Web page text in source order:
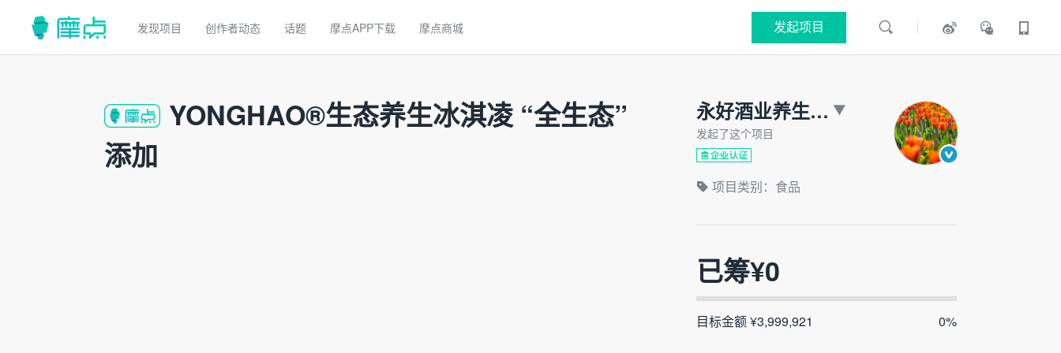
发现项目 创作者动态 话题 摩点APP下载 摩点商城 发起项目
YONGHAO®生态养生冰淇凌 “全生态”
添加
永好酒业养生冰淇淋
发起了这个项目
项目类别：食品
已筹¥0
目标金额 ¥3,999,921 0%